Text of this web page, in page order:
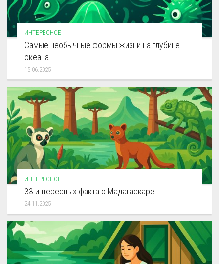
ИНТЕРЕСНОЕ
Самые необычные формы жизни на глубине
океана
15.06.2025
ИНТЕРЕСНОЕ
33 интересных факта о Мадагаскаре
24.11.2025